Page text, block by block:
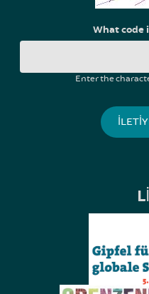
What code
Enter the